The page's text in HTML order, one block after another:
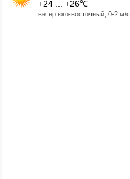
+24 ... +26℃
ветер юго-восточный, 0-2 м/с